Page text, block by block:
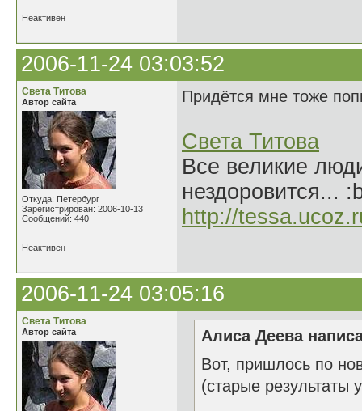
Неактивен
2006-11-24 03:03:52
Света Титова
Автор сайта
Откуда: Петербург
Зарегистрирован: 2006-10-13
Сообщений: 440
Придётся мне тоже
Света Титова
Все великие
нездоровится...
http://
Неактивен
2006-11-24 03:05:16
Света Титова
Автор сайта
Алиса Деева
Вот, пришлось по
(старые результаты